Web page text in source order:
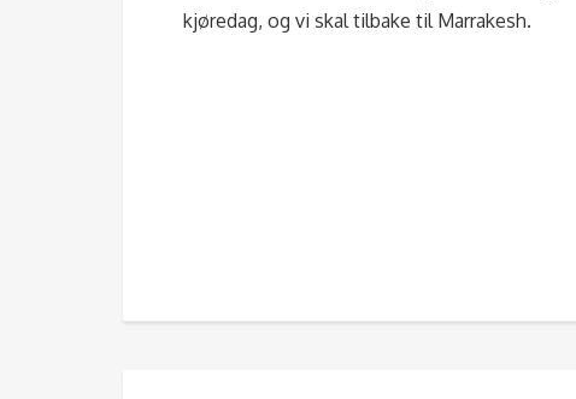
kjøredag, og vi skal tilbake til Marrakesh.